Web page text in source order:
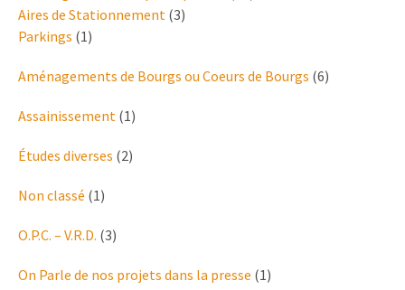
Aires de Stationnement (3)
Parkings (1)
Aménagements de Bourgs ou Coeurs de Bourgs (6)
Assainissement (1)
Études diverses (2)
Non classé (1)
O.P.C. – V.R.D. (3)
On Parle de nos projets dans la presse (1)